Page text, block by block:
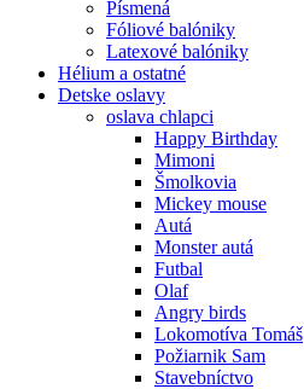
Písmená
Fóliové balóniky
Latexové balóniky
Hélium a ostatné
Detske oslavy
oslava chlapci
Happy Birthday
Mimoni
Šmolkovia
Mickey mouse
Autá
Monster autá
Futbal
Olaf
Angry birds
Lokomotíva Tomáš
Požiarnik Sam
Stavebníctvo